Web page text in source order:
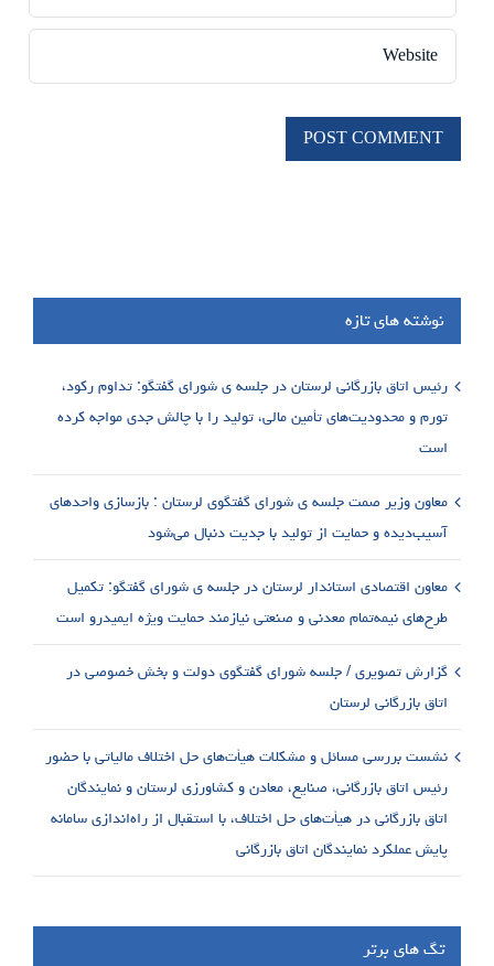
نوشته های تازه
رئیس اتاق بازرگانی لرستان در جلسه ی شورای گفتگو: تداوم رکود،
تورم و محدودیت‌های تأمین مالی، تولید را با چالش جدی مواجه کرده
است
معاون وزیر صمت جلسه ی شورای گفتگوی لرستان : بازسازی واحدهای
آسیب‌دیده و حمایت از تولید با جدیت دنبال می‌شود
معاون اقتصادی استاندار لرستان در جلسه ی شورای گفتگو: تکمیل
طرح‌های نیمه‌تمام معدنی و صنعتی نیازمند حمایت ویژه ایمیدرو است
گزارش تصویری / جلسه شورای گفتگوی دولت و بخش خصوصی در
اتاق بازرگانی لرستان
نشست بررسی مسائل و مشکلات هیأت‌های حل اختلاف مالیاتی با حضور
رئیس اتاق بازرگانی، صنایع، معادن و کشاورزی لرستان و نمایندگان
اتاق بازرگانی در هیأت‌های حل اختلاف، با استقبال از راه‌اندازی سامانه
پایش عملکرد نمایندگان اتاق بازرگانی
تگ های برتر